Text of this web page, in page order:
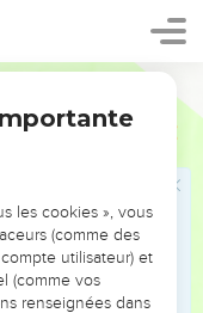
αὐτοῦ. εἶπεν δὲ
ὁμοίως.
εἰσῆλθεν εἰς
ἣ καὶ
Ἰησοῦ ἤκουεν
les cookies », vous
(comme des
utilisateur) et
(comme vos
renseignées dans